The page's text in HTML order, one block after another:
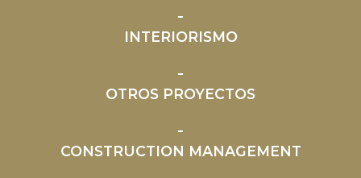
INTERIORISMO
OTROS PROYECTOS
CONSTRUCTION MANAGEMENT